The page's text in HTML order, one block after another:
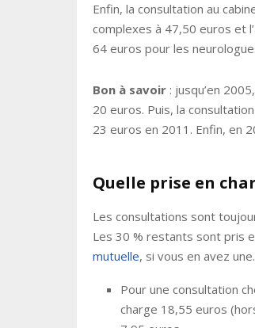
Enfin, la consultation au
complexes à 47,50 euros et
64 euros pour les
Bon à savoir : jusqu’en
20 euros. Puis, la
23 euros en 2011. Enfin, en
Quelle prise en
Les consultations sont
Les 30 % restants sont pris
mutuelle, si vous en avez une.
Pour une consultation
charge 18,55 euros